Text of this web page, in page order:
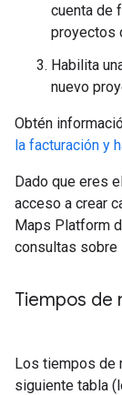
cuenta de
proyectos
Habilita
nuevo
Obtén
la facturación y
Dado que eres
acceso a crear
Maps Platform
consultas sobre
Tiempos de
Los tiempos de
siguiente tabla